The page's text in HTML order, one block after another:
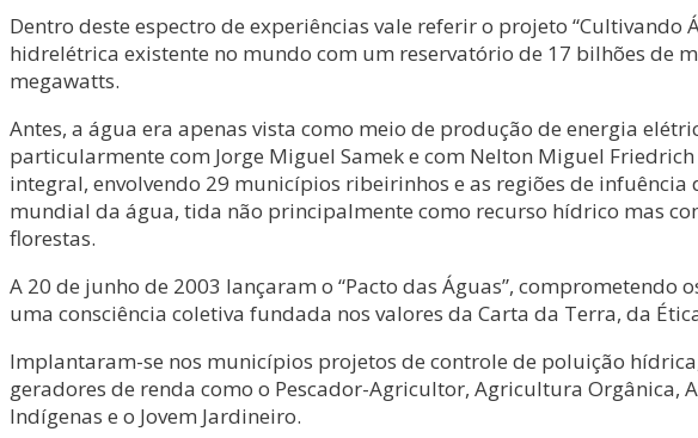
Dentro deste espectro de experiências vale referir o projeto
hidrelétrica existente no mundo com um reservatório de 17 bilhões de
megawatts.
Antes, a água era apenas vista como meio de produção de energia
particularmente com Jorge Miguel Samek e com Nelton Miguel
integral, envolvendo 29 municípios ribeirinhos e as regiões de
mundial da água, tida não principalmente como recurso hídrico mas
florestas.
A 20 de junho de 2003 lançaram o “Pacto das Águas”,
uma consciência coletiva fundada nos valores da Carta da Terra, da
Implantaram-se nos municípios projetos de controle de poluição
geradores de renda como o Pescador-Agricultor, Agricultura
Indígenas e o Jovem Jardineiro.